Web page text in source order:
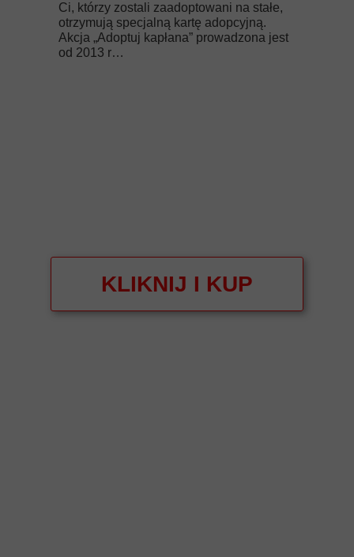
KLIKNIJ I KUP
Ci, którzy zostali zaadoptowani na stałe,
otrzymują specjalną kartę adopcyjną.
Akcja „Adoptuj kapłana” prowadzona jest
od 2013 r…